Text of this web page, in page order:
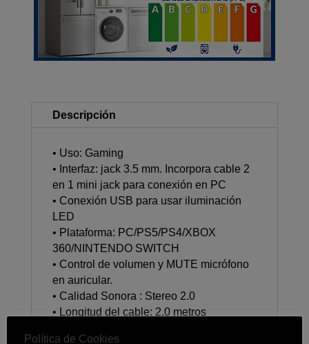
|
AZUL
COOLSOUND
cantidad
Descripción
• Uso: Gaming
• Interfaz: jack 3.5 mm. Incorpora cable 2
en 1 mini jack para conexión en PC
• Conexión USB para usar iluminación
LED
• Plataforma: PC/PS5/PS4/XBOX
360/NINTENDO SWITCH
• Control de volumen y MUTE micrófono
en auricular.
• Calidad Sonora : Stereo 2.0
• Longitud del cable: 2.0 metros
Política de Cookies